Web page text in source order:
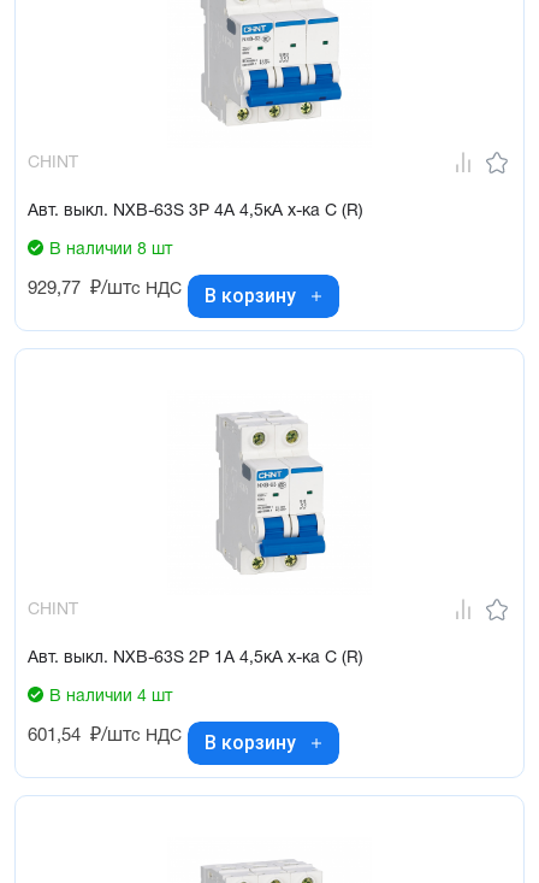
CHINT
Авт. выкл. NXB-63S 3P 4А 4,5кА х-ка C (R)
В наличии 8 шт
929,77 ₽/штс НДС В корзину
CHINT
Авт. выкл. NXB-63S 2P 1А 4,5кА х-ка C (R)
В наличии 4 шт
601,54 ₽/штс НДС В корзину